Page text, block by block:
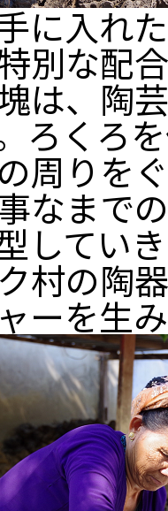
に入れ
別な配
は、陶
ろくろ
周りを
なまで
してい
村の陶
ーを生